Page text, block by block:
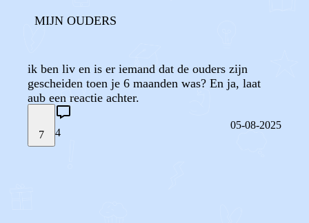
MIJN OUDERS
ik ben liv en is er iemand dat de ouders zijn
gescheiden toen je 6 maanden was? En ja, laat
aub een reactie achter.
7 4
05-08-2025